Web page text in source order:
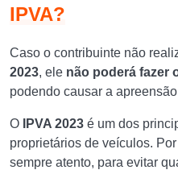
IPVA?
Caso o contribuinte não
2023, ele não poderá fazer
podendo causar a
O IPVA 2023 é um dos
proprietários de veículos.
sempre atento, para evitar